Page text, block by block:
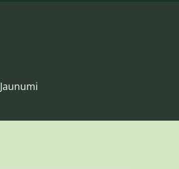
Jaunumi